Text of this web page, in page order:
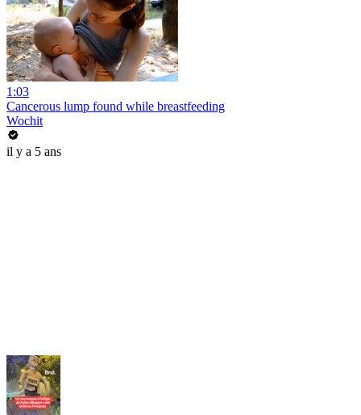
1:03
Cancerous lump found while breastfeeding
Wochit
il y a 5 ans